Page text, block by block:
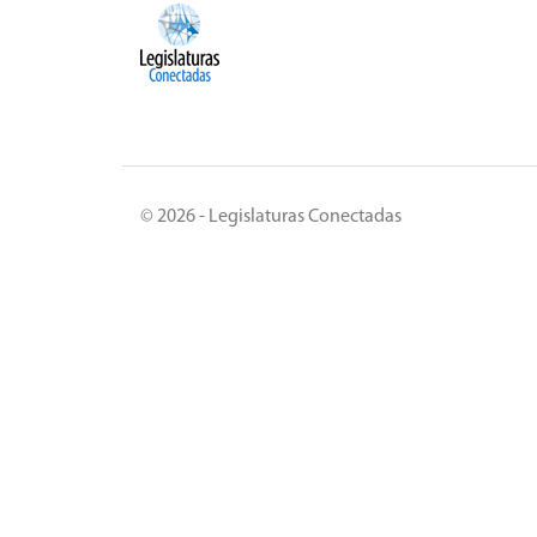
© 2026 - Legislaturas Conectadas